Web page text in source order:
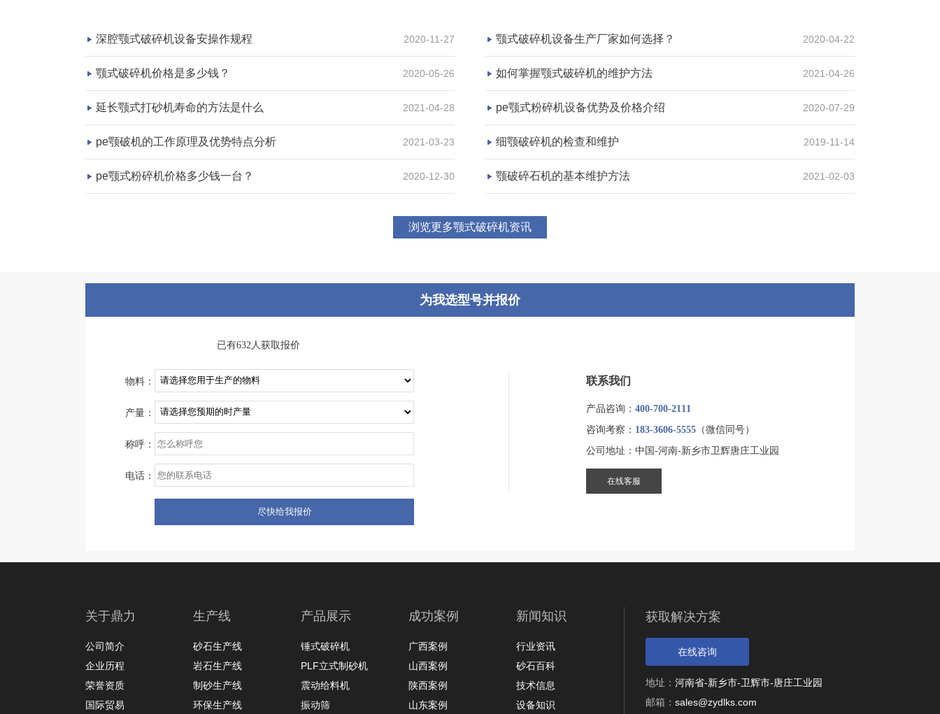
项目业主
- 青石
咨询该项目执行经理
四川乐山市沐川县大型采石场生产线案例
项目坐标
项目业主
- 石英石
咨询该项目执行经理
贵州省遵义市干田湾采石场年产150万吨骨料生产线
深腔颚式破碎机设备安操作规程 2020-11-27 颚式破碎机设备生产厂家如何选择？ 2020-04-22
颚式破碎机价格是多少钱？ 2020-05-26 如何掌握颚式破碎机的维护方法 2021-04-26
延长颚式打砂机寿命的方法是什么 2021-04-28 pe颚式粉碎机设备优势及价格介绍 2020-07-29
pe颚破机的工作原理及优势特点分析 2021-03-23 细颚破碎机的检查和维护 2019-11-14
pe颚式粉碎机价格多少钱一台？ 2020-12-30 颚破碎石机的基本维护方法 2021-02-03
浏览更多颚式破碎机资讯
为我选型号并报价
已有632人获取报价
物料：
产量：
称呼：
电话：
联系我们
产品咨询： 400-700-2111
咨询考察： 183-3606-5555 （微信同号）
公司地址：中国-河南-新乡市卫辉唐庄工业园
在线客服
关于鼎力
公司简介
企业历程
荣誉资质
国际贸易
生产线
砂石生产线
岩石生产线
制砂生产线
环保生产线
产品展示
锤式破碎机
PLF立式制砂机
震动给料机
振动筛
成功案例
广西案例
山西案例
陕西案例
山东案例
新闻知识
行业资讯
砂石百科
技术信息
设备知识
获取解决方案
在线咨询
地址： 河南省-新乡市-卫辉市-唐庄工业园
邮箱： sales@zydlks.com